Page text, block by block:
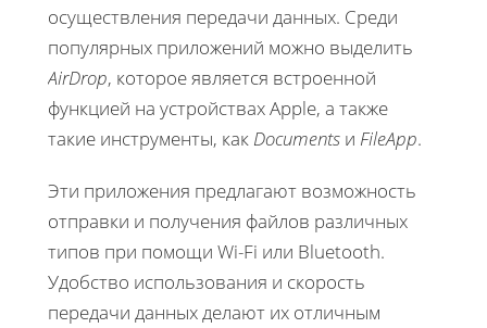
осуществления передачи данных. Среди
популярных приложений можно выделить
AirDrop, которое является встроенной
функцией на устройствах Apple, а также
такие инструменты, как Documents и FileApp.
Эти приложения предлагают возможность
отправки и получения файлов различных
типов при помощи Wi-Fi или Bluetooth.
Удобство использования и скорость
передачи данных делают их отличным